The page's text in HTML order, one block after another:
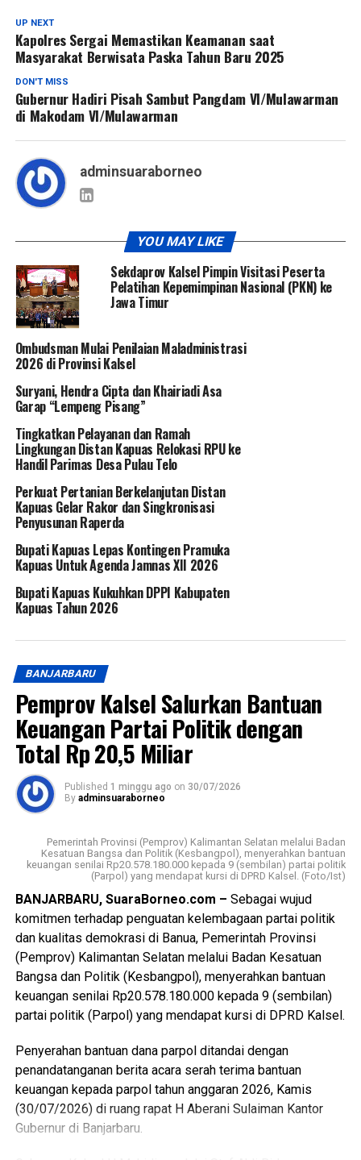
UP NEXT
Kapolres Sergai Memastikan Keamanan saat
Masyarakat Berwisata Paska Tahun Baru 2025
DON'T MISS
Gubernur Hadiri Pisah Sambut Pangdam VI/Mulawarman
di Makodam VI/Mulawarman
adminsuaraborneo
YOU MAY LIKE
Sekdaprov Kalsel Pimpin Visitasi Peserta
Pelatihan Kepemimpinan Nasional (PKN) ke
Jawa Timur
Ombudsman Mulai Penilaian Maladministrasi
2026 di Provinsi Kalsel
Suryani, Hendra Cipta dan Khairiadi Asa
Garap “Lempeng Pisang”
Tingkatkan Pelayanan dan Ramah
Lingkungan Distan Kapuas Relokasi RPU ke
Handil Parimas Desa Pulau Telo
Perkuat Pertanian Berkelanjutan Distan
Kapuas Gelar Rakor dan Singkronisasi
Penyusunan Raperda
Bupati Kapuas Lepas Kontingen Pramuka
Kapuas Untuk Agenda Jamnas XII 2026
Bupati Kapuas Kukuhkan DPPI Kabupaten
Kapuas Tahun 2026
BANJARBARU
Pemprov Kalsel Salurkan Bantuan
Keuangan Partai Politik dengan
Total Rp 20,5 Miliar
Published 1 minggu ago on 30/07/2026
By adminsuaraborneo
Pemerintah Provinsi (Pemprov) Kalimantan Selatan melalui Badan
Kesatuan Bangsa dan Politik (Kesbangpol), menyerahkan bantuan
keuangan senilai Rp20.578.180.000 kepada 9 (sembilan) partai politik
(Parpol) yang mendapat kursi di DPRD Kalsel. (Foto/Ist)
BANJARBARU, SuaraBorneo.com – Sebagai wujud
komitmen terhadap penguatan kelembagaan partai politik
dan kualitas demokrasi di Banua, Pemerintah Provinsi
(Pemprov) Kalimantan Selatan melalui Badan Kesatuan
Bangsa dan Politik (Kesbangpol), menyerahkan bantuan
keuangan senilai Rp20.578.180.000 kepada 9 (sembilan)
partai politik (Parpol) yang mendapat kursi di DPRD Kalsel.
Penyerahan bantuan dana parpol ditandai dengan
penandatanganan berita acara serah terima bantuan
keuangan kepada parpol tahun anggaran 2026, Kamis
(30/07/2026) di ruang rapat H Aberani Sulaiman Kantor
Gubernur di Banjarbaru.